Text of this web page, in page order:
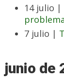
14 julio |
7 julio |
junio de